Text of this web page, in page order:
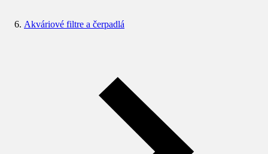
Akváriové filtre a čerpadlá